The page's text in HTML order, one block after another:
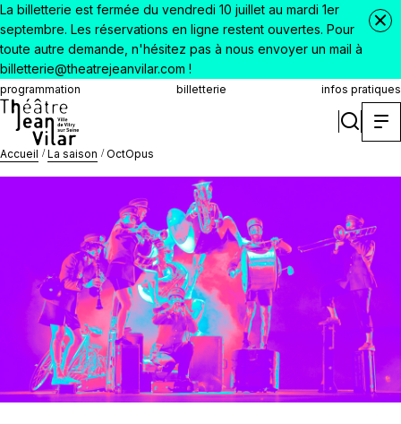
La billetterie est fermée du vendredi 10 juillet au mardi 1er
septembre. Les réservations en ligne restent ouvertes. Pour
toute autre demande, n'hésitez pas à nous envoyer un mail à
billetterie@theatrejeanvilar.com !
programmation billetterie infos pratiques
Accueil La saison OctOpus